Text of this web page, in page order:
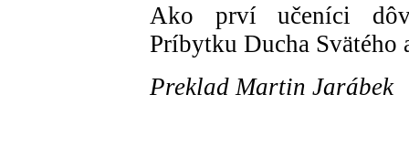
Ako prví učeníci
Príbytku Ducha
Preklad Martin Jarábek